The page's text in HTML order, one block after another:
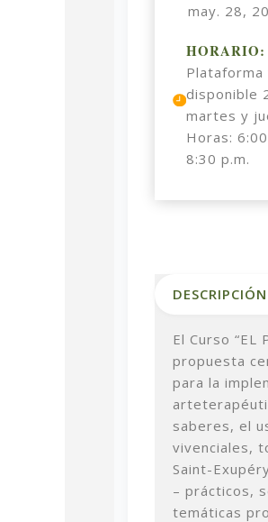
may. 28,
HORARIO:
Plataforma
disponible
martes y
Horas:
8:30 p.m.
DESCRIPCIÓN
El Curso “EL
propuesta
para la
saberes, el
vivenciales,
Saint-
– prácticos,
temáticas